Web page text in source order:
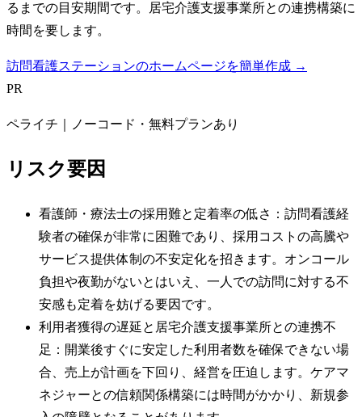
るまでの目安期間です。居宅介護支援事業所との連携構築に
時間を要します。
訪問看護ステーションのホームページを簡単作成 →
PR
ペライチ｜ノーコード・無料プランあり
リスク要因
看護師・療法士の採用難と定着率の低さ：訪問看護経
験者の確保が非常に困難であり、採用コストの高騰や
サービス提供体制の不安定化を招きます。オンコール
負担や夜勤がないとはいえ、一人での訪問に対する不
安感も定着を妨げる要因です。
利用者獲得の遅延と居宅介護支援事業所との連携不
足：開業後すぐに安定した利用者数を確保できない場
合、売上が計画を下回り、経営を圧迫します。ケアマ
ネジャーとの信頼関係構築には時間がかかり、新規参